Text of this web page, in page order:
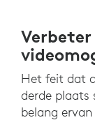
Het feit dat
derde
belang